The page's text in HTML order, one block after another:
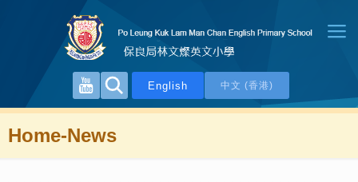
English 中文 (香港)
Home-News